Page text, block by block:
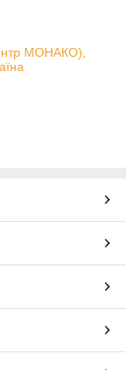
МОНАКО),